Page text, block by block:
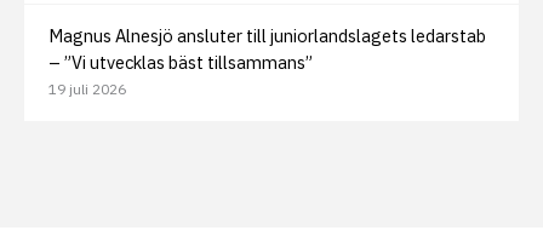
Magnus Alnesjö ansluter till juniorlandslagets ledarstab
– ”Vi utvecklas bäst tillsammans”
19 juli 2026